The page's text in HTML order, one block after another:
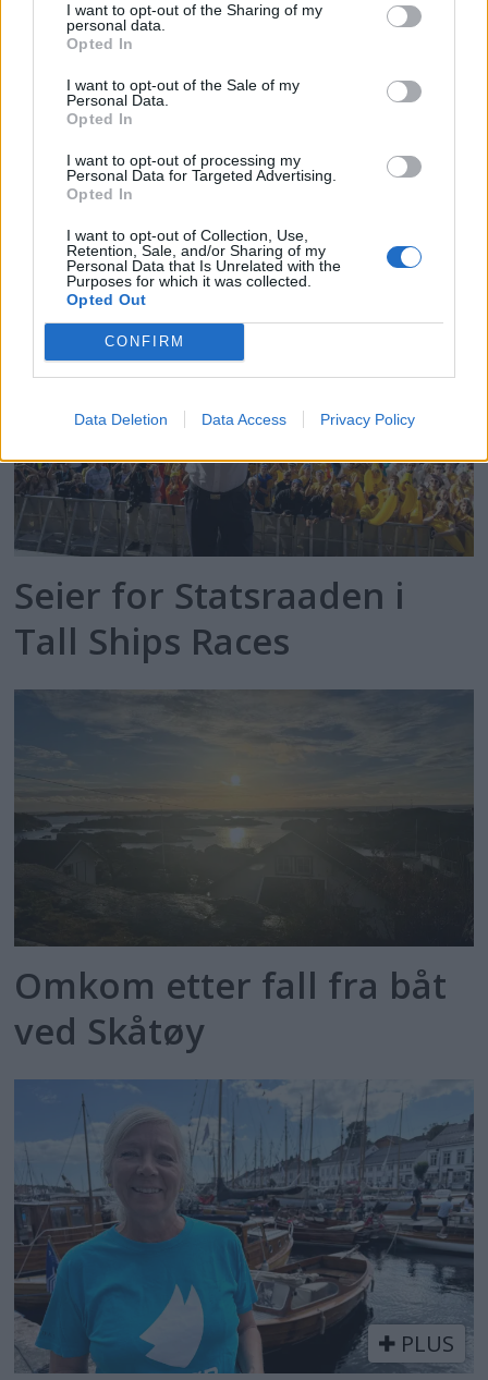
I want to opt-out of the Sharing of my
personal data.
Opted In
I want to opt-out of the Sale of my
Personal Data.
Opted In
I want to opt-out of processing my
Personal Data for Targeted Advertising.
Opted In
I want to opt-out of Collection, Use,
Retention, Sale, and/or Sharing of my
Personal Data that Is Unrelated with the
Purposes for which it was collected.
Opted Out
CONFIRM
Data Deletion Data Access Privacy Policy
– Kong Harald er glad i
båten
Seier for Statsraaden i
Tall Ships Races
Omkom etter fall fra båt
ved Skåtøy
PLUS